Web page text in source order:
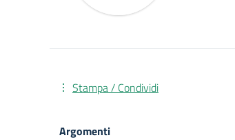
Stampa / Condividi
Argomenti